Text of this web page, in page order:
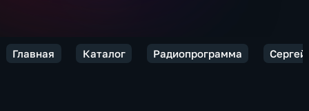
Главная Каталог Радиопрограмма Сергей